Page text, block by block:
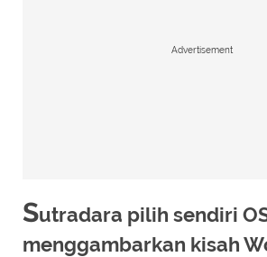
Advertisement
Sutradara pilih sendiri
menggambarkan kisah